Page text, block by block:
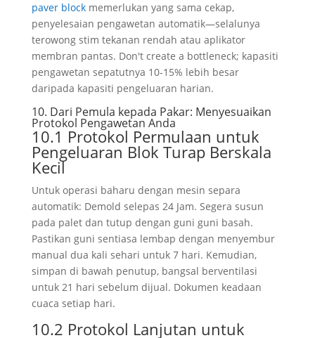
paver block memerlukan yang sama cekap,
penyelesaian pengawetan automatik—selalunya
terowong stim tekanan rendah atau aplikator
membran pantas. Don't create a bottleneck; kapasiti
pengawetan sepatutnya 10-15% lebih besar
daripada kapasiti pengeluaran harian.
10. Dari Pemula kepada Pakar: Menyesuaikan
Protokol Pengawetan Anda
10.1 Protokol Permulaan untuk
Pengeluaran Blok Turap Berskala
Kecil
Untuk operasi baharu dengan mesin separa
automatik: Demold selepas 24 Jam. Segera susun
pada palet dan tutup dengan guni guni basah.
Pastikan guni sentiasa lembap dengan menyembur
manual dua kali sehari untuk 7 hari. Kemudian,
simpan di bawah penutup, bangsal berventilasi
untuk 21 hari sebelum dijual. Dokumen keadaan
cuaca setiap hari.
10.2 Protokol Lanjutan untuk